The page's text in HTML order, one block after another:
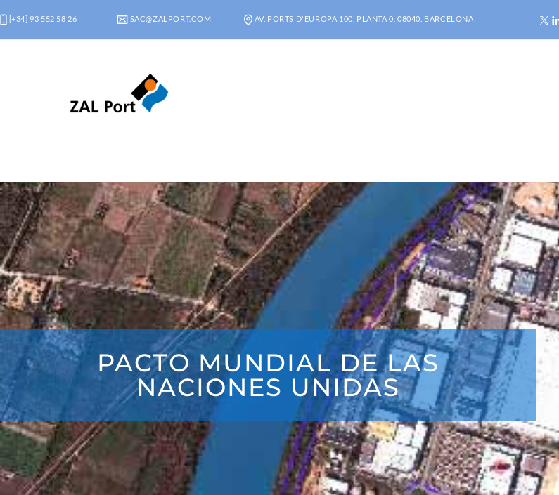
[+34] 93 552 58 26 SAC@ZALPORT.COM AV. PORTS D'EUROPA 100, PLANTA 0, 08040. BARCELONA
PACTO MUNDIAL DE LAS
NACIONES UNIDAS